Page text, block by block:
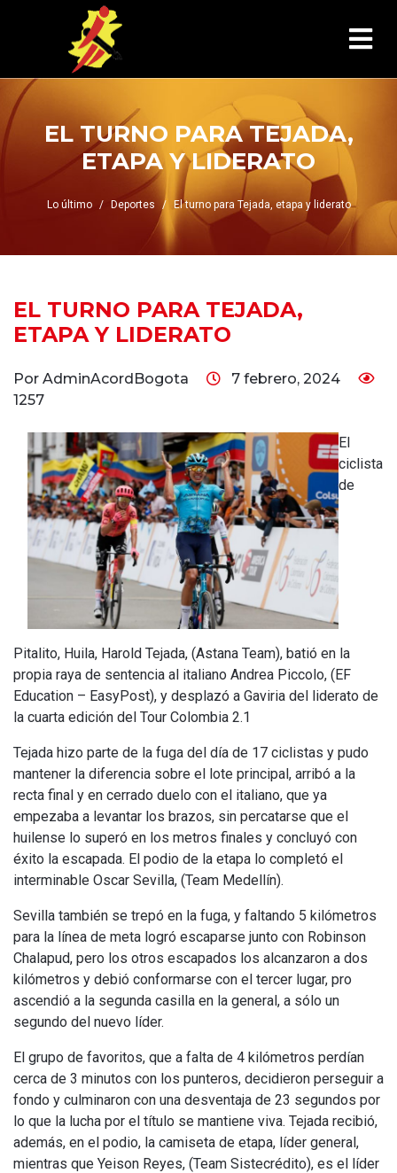
EL TURNO PARA TEJADA,
ETAPA Y LIDERATO
Lo último Deportes El turno para Tejada, etapa y liderato
EL TURNO PARA TEJADA,
ETAPA Y LIDERATO
Por AdminAcordBogota
7 febrero, 2024
1257
El
ciclista
de
Pitalito, Huila, Harold Tejada, (Astana Team), batió en la
propia raya de sentencia al italiano Andrea Piccolo, (EF
Education – EasyPost), y desplazó a Gaviria del liderato de
la cuarta edición del Tour Colombia 2.1
Tejada hizo parte de la fuga del día de 17 ciclistas y pudo
mantener la diferencia sobre el lote principal, arribó a la
recta final y en cerrado duelo con el italiano, que ya
empezaba a levantar los brazos, sin percatarse que el
huilense lo superó en los metros finales y concluyó con
éxito la escapada. El podio de la etapa lo completó el
interminable Oscar Sevilla, (Team Medellín).
Sevilla también se trepó en la fuga, y faltando 5 kilómetros
para la línea de meta logró escaparse junto con Robinson
Chalapud, pero los otros escapados los alcanzaron a dos
kilómetros y debió conformarse con el tercer lugar, pro
ascendió a la segunda casilla en la general, a sólo un
segundo del nuevo líder.
El grupo de favoritos, que a falta de 4 kilómetros perdían
cerca de 3 minutos con los punteros, decidieron perseguir a
fondo y culminaron con una desventaja de 23 segundos por
lo que la lucha por el título se mantiene viva. Tejada recibió,
además, en el podio, la camiseta de etapa, líder general,
mientras que Yeison Reyes, (Team Sistecrédito), es el líder